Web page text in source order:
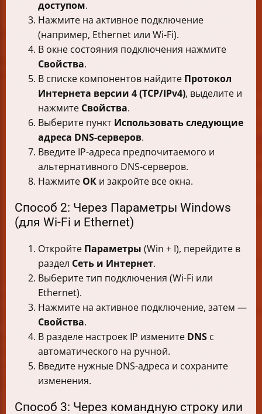
доступом.
Нажмите на активное подключение
(например, Ethernet или Wi-Fi).
В окне состояния подключения нажмите
Свойства.
В списке компонентов найдите Протокол
Интернета версии 4 (TCP/IPv4), выделите и
нажмите Свойства.
Выберите пункт Использовать следующие
адреса DNS-серверов.
Введите IP-адреса предпочитаемого и
альтернативного DNS-серверов.
Нажмите ОК и закройте все окна.
Способ 2: Через Параметры Windows
(для Wi-Fi и Ethernet)
Откройте Параметры (Win + I), перейдите в
раздел Сеть и Интернет.
Выберите тип подключения (Wi-Fi или
Ethernet).
Нажмите на активное подключение, затем —
Свойства.
В разделе настроек IP измените DNS с
автоматического на ручной.
Введите нужные DNS-адреса и сохраните
изменения.
Способ 3: Через командную строку или